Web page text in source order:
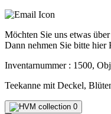
Möchten Sie uns etwas
Dann nehmen Sie bitte hier
Inventarnummer : 1500,
Teekanne mit Deckel,
0